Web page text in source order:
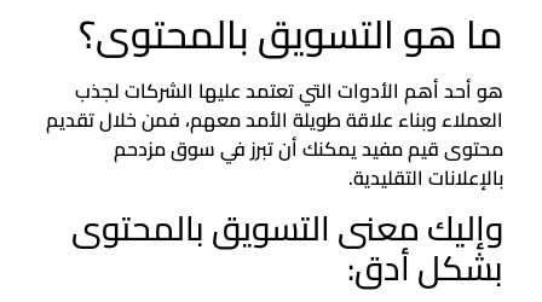
ما هو التسويق بالمحتوى؟
هو أحد أهم الأدوات التي تعتمد عليها الشركات لجذب
العملاء وبناء علاقة طويلة الأمد معهم، فمن خلال تقديم
محتوى قيم مفيد يمكنك أن تبرز في سوق مزدحم
بالإعلانات التقليدية.
وإليك معنى التسويق بالمحتوى
بشكل أدق: